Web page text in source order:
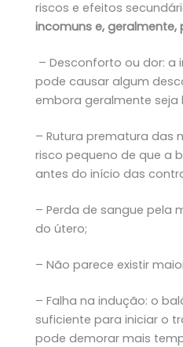
riscos e efeitos
incomuns e, geralmente,
– Desconforto ou dor: a
pode causar algum
embora geralmente seja
– Rutura prematura das
risco pequeno de que a
antes do início das
– Perda de sangue pela
do útero;
– Não parece existir
– Falha na indução: o
suficiente para iniciar o
pode demorar mais